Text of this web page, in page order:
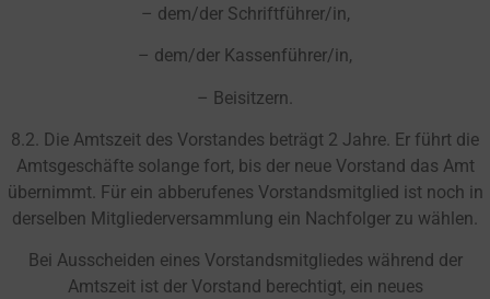
– dem/der Schriftführer/in,
– dem/der Kassenführer/in,
– Beisitzern.
8.2. Die Amtszeit des Vorstandes beträgt 2 Jahre. Er führt die
Amtsgeschäfte solange fort, bis der neue Vorstand das Amt
übernimmt. Für ein abberufenes Vorstandsmitglied ist noch in
derselben Mitgliederversammlung ein Nachfolger zu wählen.
Bei Ausscheiden eines Vorstandsmitgliedes während der
Amtszeit ist der Vorstand berechtigt, ein neues